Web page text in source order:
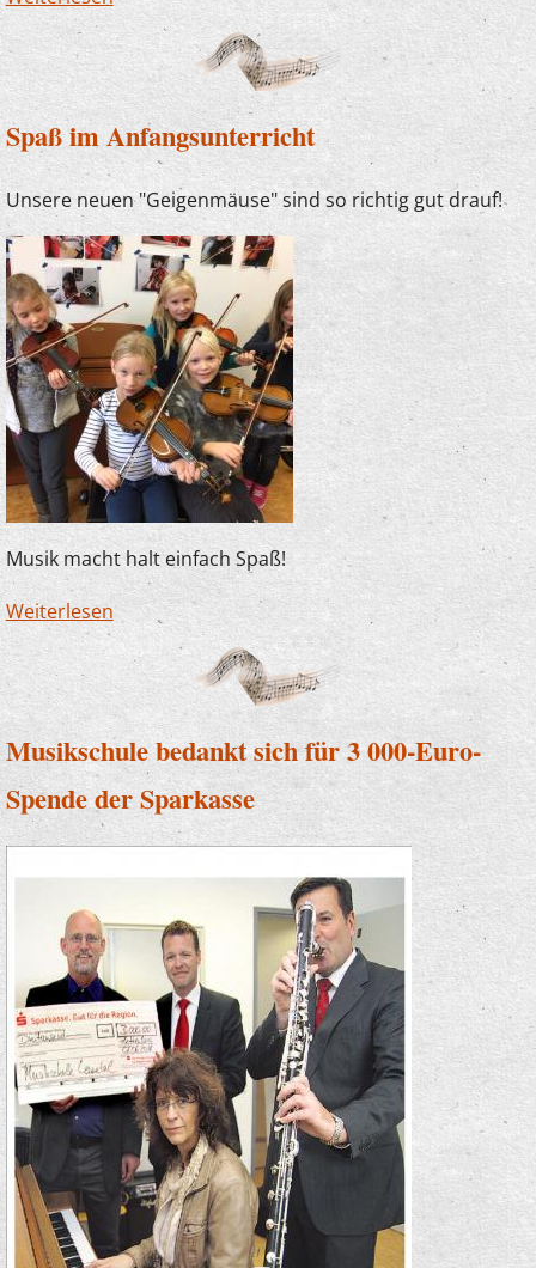
Musikschule Lennetal werden
Spaß im Anfangsunterricht
Unsere neuen "Geigenmäuse" sind so richtig gut drauf!
Musik macht halt einfach Spaß!
Weiterlesen über Spaß im Anfangsunterricht
Musikschule bedankt sich für 3 000-Euro-
Spende der Sparkasse